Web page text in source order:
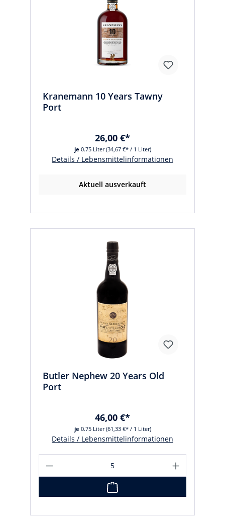
Kranemann 10 Years Tawny
Port
je 0.75 Liter(34,67 €* / 1 Liter)
26,00 €*
Details / Lebensmittelinformationen
Aktuell ausverkauft
Butler Nephew 20 Years Old
Port
je 0.75 Liter(61,33 €* / 1 Liter)
46,00 €*
Details / Lebensmittelinformationen